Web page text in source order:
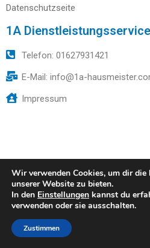
Datenschutzseite
1A
Telefon: 01627931421
E-Mail: info@1a-
Impressum
Wir verwenden Cookies, um dir
unserer Website zu bieten.
In den Einstellungen kannst du
verwenden oder sie ausschalten.
Zustimmen